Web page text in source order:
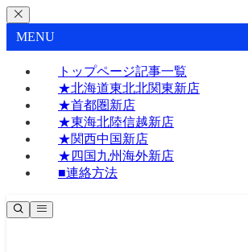
MENU
トップページ記事一覧
★北海道東北北関東新店
★首都圏新店
★東海北陸信越新店
★関西中国新店
★四国九州海外新店
■連絡方法